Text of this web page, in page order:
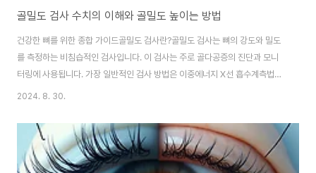
골밀도 검사 수치의 이해와 골밀도 높이는 방법
건강한 뼈를 위한 종합 가이드골밀도 검사란?골밀도 검사는 뼈의 강도와 밀도
를 측정하는 비침습적인 검사입니다. 이 검사는 주로 골다공증의 진단과 모니
터링에 사용됩니다. 가장 일반적인 검사 방법은 이중에너지 X선 흡수계측법
(DXA)입니다.세계보건기구(WHO)에 따르면, 골다공증은 전 세계적으로 약 2
의 상세한 이해골밀도 검사 결과는 주로 T-점수와 Z-점수로 표현되며, 이 수치
들은 여러분의 뼈 건강 상태를 마치 체력 테스트 점수처럼 나타냅니다:T-점수:
젊은 성인과의 비교T-점수는 20-30대의 건강한 성인의 평균 골밀도와 여러
2024. 8. 30.